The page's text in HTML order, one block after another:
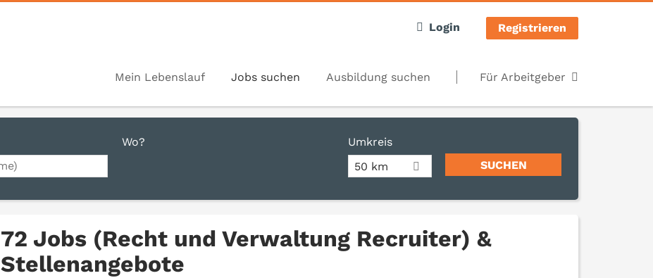
Login Registrieren
Mein Lebenslauf Jobs suchen Ausbildung suchen Für Arbeitgeber
Wo?
Umkreis
50 km
72 Jobs (Recht und Verwaltung Recruiter) &
Stellenangebote